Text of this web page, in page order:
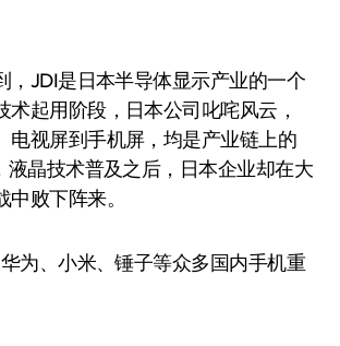
，JDI是日本半导体显示产业的一个
术起用阶段，日本公司叱咤风云，
电视屏到手机屏，均是产业链上的
液晶技术普及之后，日本企业却在大
败下阵来。
为、小米、锤子等众多国内手机重